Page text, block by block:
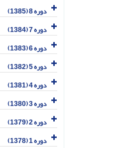
دوره 8 (1385)
دوره 7 (1384)
دوره 6 (1383)
دوره 5 (1382)
دوره 4 (1381)
دوره 3 (1380)
دوره 2 (1379)
دوره 1 (1378)